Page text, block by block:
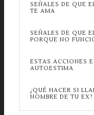
SEÑALES DE QUE
TE AMA
SEÑALES DE QUE
PORQUE NO
ESTAS ACCIONES
AUTOESTIMA
¿QUÉ HACER SI
NOMBRE DE TU EX?